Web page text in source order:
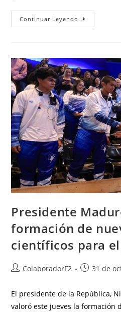
Continuar Leyendo
Presidente
formación de
científicos para
ColaboradorF2 31 de
El presidente de la República,
valoró este jueves la formación